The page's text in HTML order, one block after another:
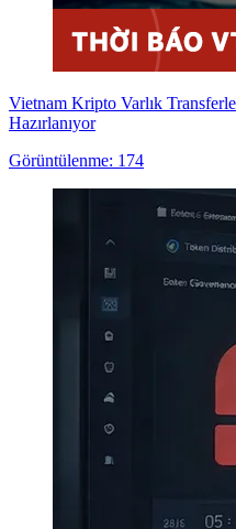
Vietnam Kripto Varlık
Hazırlanıyor
Görüntülenme: 174